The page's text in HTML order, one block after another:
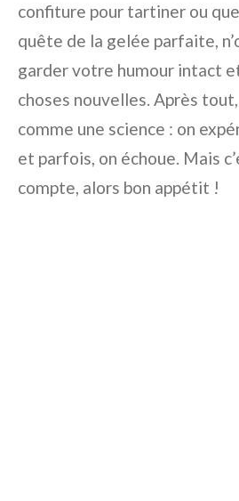
confiture pour tartiner ou
quête de la gelée parfaite,
garder votre humour intact
choses nouvelles. Après tout,
comme une science : on
et parfois, on échoue. Mais
compte, alors bon appétit !